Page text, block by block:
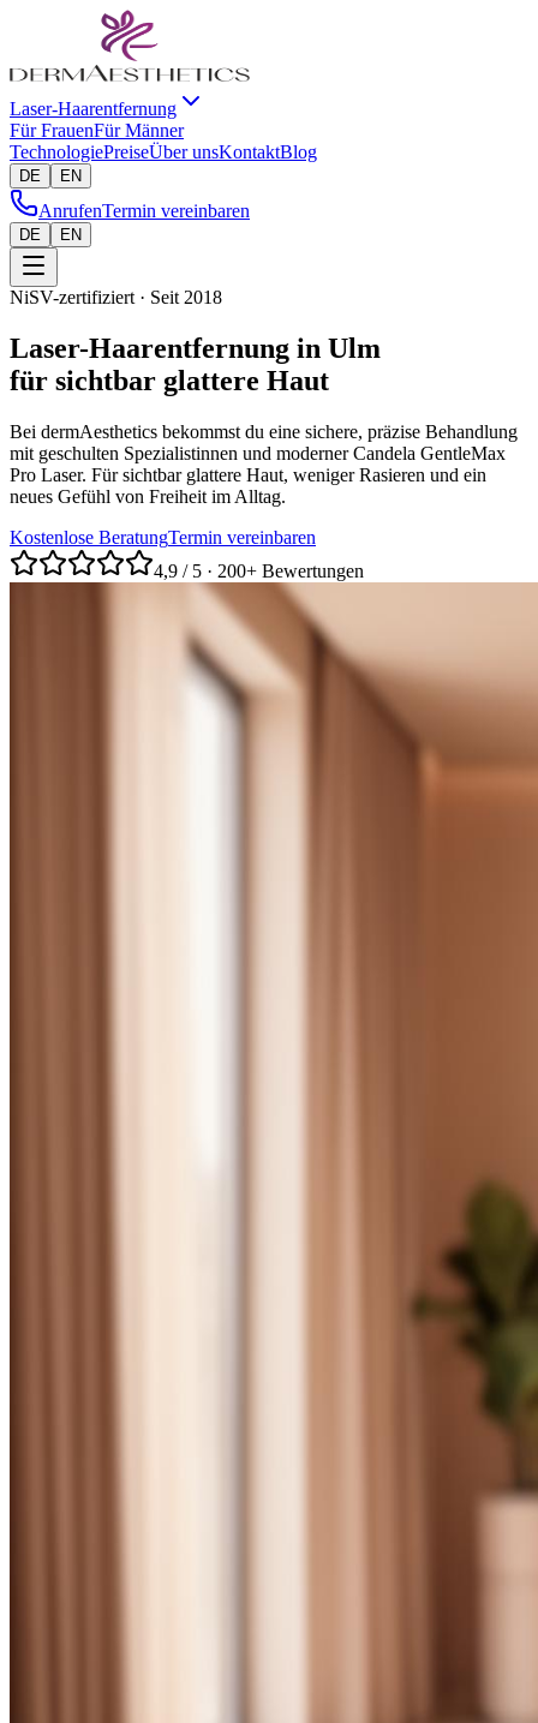
Laser-Haarentfernung
Für FrauenFür Männer
TechnologiePreiseÜber unsKontaktBlog
DE EN
AnrufenTermin vereinbaren
DE EN
NiSV-zertifiziert · Seit 2018
Laser-Haarentfernung in Ulm
für sichtbar glattere Haut
Bei dermAesthetics bekommst du eine sichere, präzise Behandlung
mit geschulten Spezialistinnen und moderner Candela GentleMax
Pro Laser. Für sichtbar glattere Haut, weniger Rasieren und ein
neues Gefühl von Freiheit im Alltag.
Kostenlose BeratungTermin vereinbaren
4,9 / 5 · 200+ Bewertungen